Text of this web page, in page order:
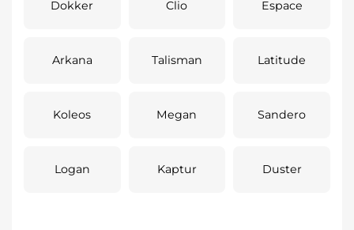
Dokker Clio Espace
Arkana Talisman Latitude
Koleos Megan Sandero
Logan Kaptur Duster